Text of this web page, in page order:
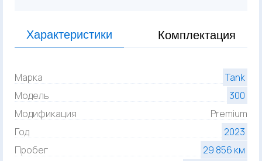
Характеристики Комплектация
Марка
Tank
Модель
300
Модификация
Premium
Год
2023
Пробег
29 856 км